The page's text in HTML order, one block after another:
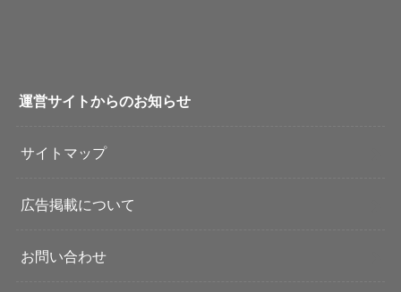
運営サイトからのお知らせ
サイトマップ
広告掲載について
お問い合わせ